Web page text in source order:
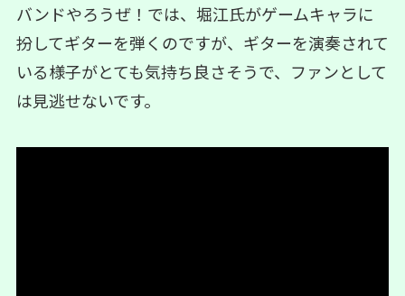
バンドやろうぜ！では、堀江氏がゲームキャラに
扮してギターを弾くのですが、ギターを演奏されて
いる様子がとても気持ち良さそうで、ファンとして
は見逃せないです。